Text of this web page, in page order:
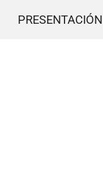
PRESENTACIÓN